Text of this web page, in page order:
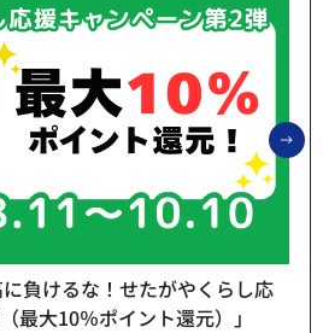
負けるな！せたがやくらし応
最大10％ポイント還元）」